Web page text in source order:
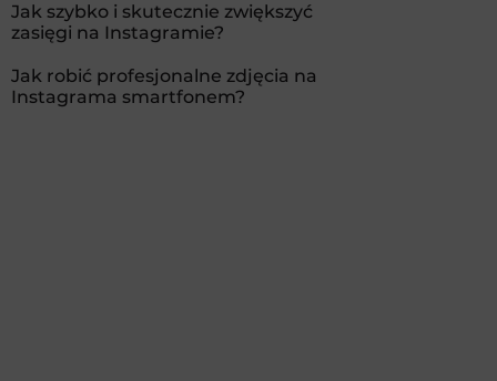
Jak szybko i skutecznie zwiększyć
zasięgi na Instagramie?
Jak robić profesjonalne zdjęcia na
Instagrama smartfonem?